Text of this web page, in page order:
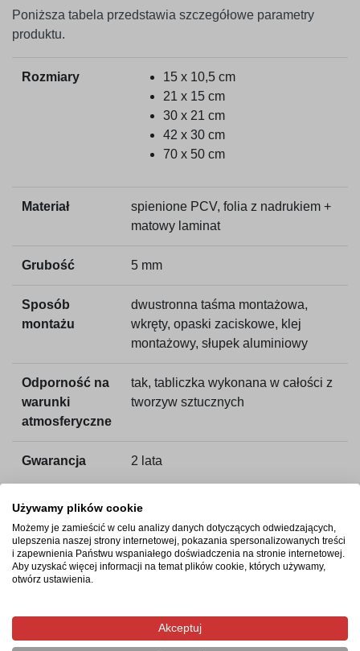
Poniższa tabela przedstawia szczegółowe parametry
produktu.
Rozmiary
15 x 10,5 cm
21 x 15 cm
30 x 21 cm
42 x 30 cm
70 x 50 cm
Materiał
spienione PCV, folia z nadrukiem +
matowy laminat
Grubość 5 mm
Sposób
montażu
dwustronna taśma montażowa,
wkręty, opaski zaciskowe, klej
montażowy, słupek aluminiowy
Odporność na
warunki
atmosferyczne
tak, tabliczka wykonana w całości z
tworzyw sztucznych
Gwarancja 2 lata
Czas realizacji zamówienia
Tabliczki są produkowane w ciągu maksymalnie 4 dni
Używamy plików cookie
Możemy je zamieścić w celu analizy danych dotyczących odwiedzających,
ulepszenia naszej strony internetowej, pokazania spersonalizowanych treści
i zapewnienia Państwu wspaniałego doświadczenia na stronie internetowej.
Aby uzyskać więcej informacji na temat plików cookie, których używamy,
otwórz ustawienia.
Akceptuj